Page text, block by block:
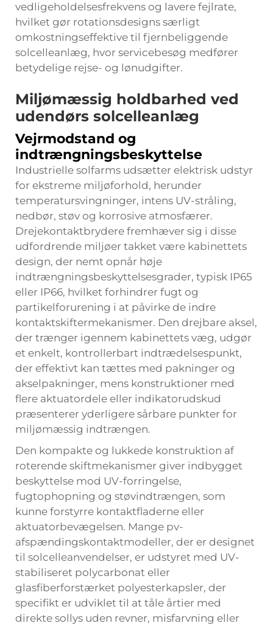
vedligeholdelsesfrekvens og lavere fejlrate,
hvilket gør rotationsdesigns særligt
omkostningseffektive til fjernbeliggende
solcelleanlæg, hvor servicebesøg medfører
betydelige rejse- og lønudgifter.
Miljømæssig holdbarhed ved
udendørs solcelleanlæg
Vejrmodstand og
indtrængningsbeskyttelse
Industrielle solfarms udsætter elektrisk udstyr
for ekstreme miljøforhold, herunder
temperatursvingninger, intens UV-stråling,
nedbør, støv og korrosive atmosfærer.
Drejekontaktbrydere fremhæver sig i disse
udfordrende miljøer takket være kabinettets
design, der nemt opnår høje
indtrængningsbeskyttelsesgrader, typisk IP65
eller IP66, hvilket forhindrer fugt og
partikelforurening i at påvirke de indre
kontaktskiftermekanismer. Den drejbare aksel,
der trænger igennem kabinettets væg, udgør
et enkelt, kontrollerbart indtrædelsespunkt,
der effektivt kan tættes med pakninger og
akselpakninger, mens konstruktioner med
flere aktuatordele eller indikatorudskud
præsenterer yderligere sårbare punkter for
miljømæssig indtrængen.
Den kompakte og lukkede konstruktion af
roterende skiftmekanismer giver indbygget
beskyttelse mod UV-forringelse,
fugtophopning og støvindtrængen, som
kunne forstyrre kontaktfladerne eller
aktuatorbevægelsen. Mange pv-
afspændingskontaktmodeller, der er designet
til solcelleanvendelser, er udstyret med UV-
stabiliseret polycarbonat eller
glasfiberforstærket polyesterkapsler, der
specifikt er udviklet til at tåle årtier med
direkte sollys uden revner, misfarvning eller